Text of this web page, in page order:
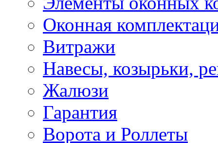
Оконная
Витражи
Навесы, козырьки,
Жалюзи
Гарантия
Ворота и Роллеты